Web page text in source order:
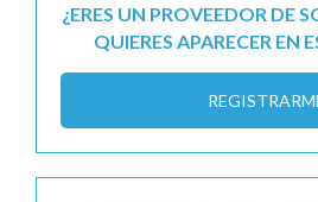
¿ERES UN PROVEEDOR DE
QUIERES APARECER EN